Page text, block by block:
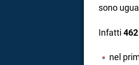
sono
Infatti
nel